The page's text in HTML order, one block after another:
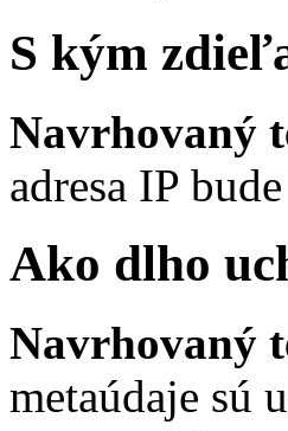
S kým
Navrhovaný
adresa IP
Ako dlho
Navrhovaný
metaúdaje sú